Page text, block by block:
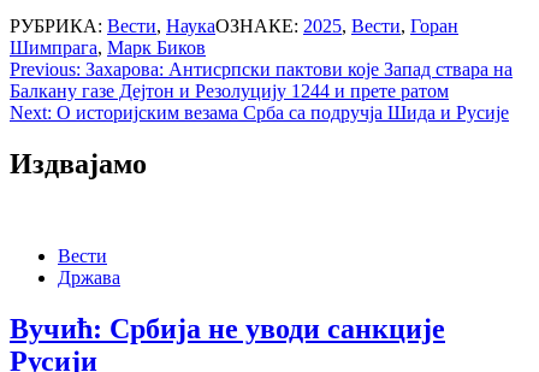
РУБРИКА: Вести, НаукаОЗНАКЕ: 2025, Вести, Горан
Шимпрага, Марк Биков
Post
navigation
Previous: Захарова: Антисрпски пактови које Запад ствара на
Балкану газе Дејтон и Резолуцију 1244 и прете ратом
Next: О историјским везама Срба са подручја Шида и Русије
Издвајамо
Вести
Држава
Вучић: Србија не уводи санкције
Русији